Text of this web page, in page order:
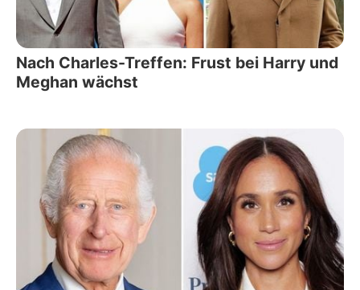
Nach Charles-Treffen: Frust bei Harry und
Meghan wächst